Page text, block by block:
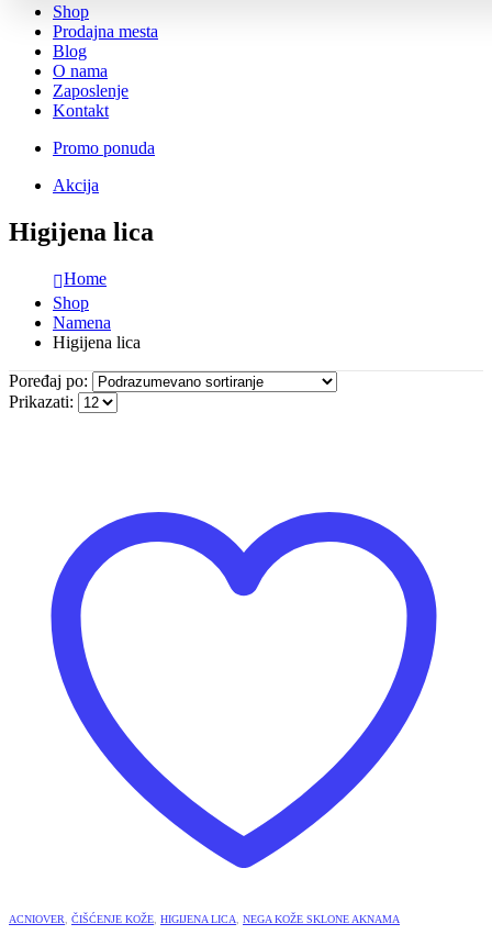
Shop
Prodajna mesta
Blog
O nama
Zaposlenje
Kontakt
Promo ponuda
Akcija
Higijena lica
Home
Shop
Namena
Higijena lica
Poređaj po:
Prikazati:
ACNIOVER ČIŠĆENJE KOŽE HIGIJENA LICA NEGA KOŽE SKLONE AKNAMA